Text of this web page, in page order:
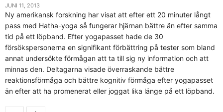
JUNI 11, 2013
Ny amerikansk forskning har visat att efter ett 20 minuter långt
pass med Hatha-yoga så fungerar hjärnan bättre än efter samma
tid på ett löpband. Efter yogapasset hade de 30
försökspersonerna en signifikant förbättring på tester som bland
annat undersökte förmågan att ta till sig ny information och att
minnas den. Deltagarna visade överraskande bättre
reaktionsförmåga och bättre kognitiv förmåga efter yogapasset
än efter att ha promenerat eller joggat lika länge på ett löpband.